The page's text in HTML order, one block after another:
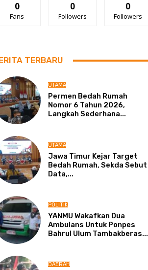
0
Fans
0
Followers
0
Followers
TERBARU
UTAMA
Permen Bedah Rumah
Nomor 6 Tahun 2026,
Langkah Sederhana...
UTAMA
Jawa Timur Kejar Target
Bedah Rumah, Sekda Sebut
Data,...
POLITIK
YANMU Wakafkan Dua
Ambulans Untuk Ponpes
Bahrul Ulum Tambakberas...
DAERAH